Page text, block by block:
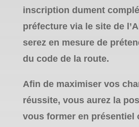
inscription dument
préfecture via le site de
serez en mesure de
du code de la route.
Afin de maximiser vos
réussite, vous aurez la
vous former en présentiel